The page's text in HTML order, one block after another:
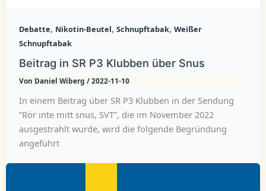
Debatte, Nikotin-Beutel, Schnupftabak, Weißer
Schnupftabak
Beitrag in SR P3 Klubben über Snus
Von Daniel Wiberg /2022-11-10
In einem Beitrag über SR P3 Klubben in der Sendung
”Rör inte mitt snus, SVT”, die im November 2022
ausgestrahlt wurde, wird die folgende Begründung
angeführt